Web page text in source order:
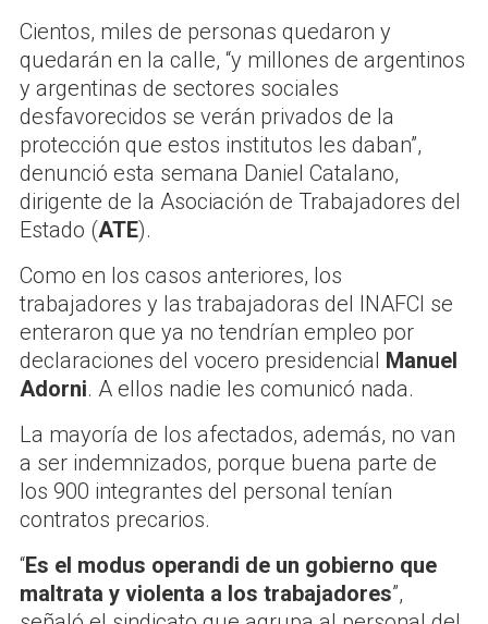
Cientos, miles de personas quedaron y
quedarán en la calle, “y millones de argentinos
y argentinas de sectores sociales
desfavorecidos se verán privados de la
protección que estos institutos les daban”,
denunció esta semana Daniel Catalano,
dirigente de la Asociación de Trabajadores del
Estado (ATE).
Como en los casos anteriores, los
trabajadores y las trabajadoras del INAFCI se
enteraron que ya no tendrían empleo por
declaraciones del vocero presidencial Manuel
Adorni. A ellos nadie les comunicó nada.
La mayoría de los afectados, además, no van
a ser indemnizados, porque buena parte de
los 900 integrantes del personal tenían
contratos precarios.
“Es el modus operandi de un gobierno que
maltrata y violenta a los trabajadores”,